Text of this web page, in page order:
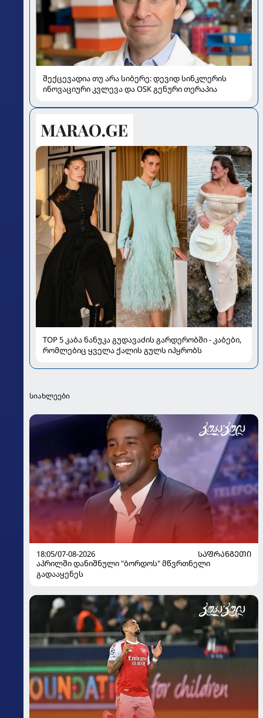
შექცევადია თუ არა სიბერე: დევიდ სინკლერის
ინოვაციური კვლევა და OSK გენური თერაპია
TOP 5 კაბა ნანუკა გუდავაძის გარდერობში - კაბები,
რომლებიც ყველა ქალის გულს იპყრობს
სიახლეები
18:05/07-08-2026
ᲡᲐᲤᲠᲐᲜᲒᲔᲗᲘ
აპრილში დანიშნული "ბორდოს" მწვრთნელი
გადააყენეს